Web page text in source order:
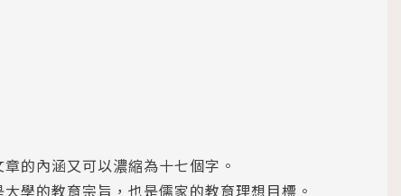
的內涵又可以濃縮為十七個字。
學的教育宗旨，也是儒家的教育理想目標。